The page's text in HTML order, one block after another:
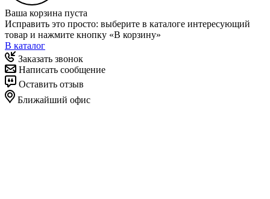
Ваша корзина пуста
Исправить это просто: выберите в каталоге интересующий
товар и нажмите кнопку «В корзину»
В каталог
Заказать звонок
Написать сообщение
Оставить отзыв
Ближайший офис